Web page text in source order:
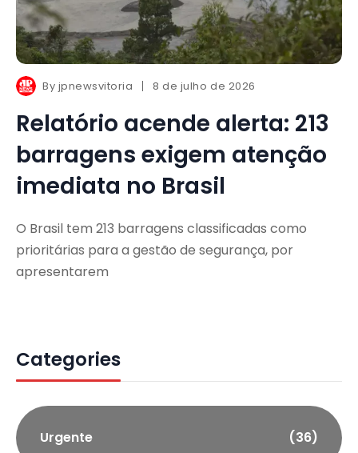
By jpnewsvitoria 8 de julho de 2026
Relatório acende alerta: 213
barragens exigem atenção
imediata no Brasil
O Brasil tem 213 barragens classificadas como
prioritárias para a gestão de segurança, por
apresentarem
Categories
Urgente (36)